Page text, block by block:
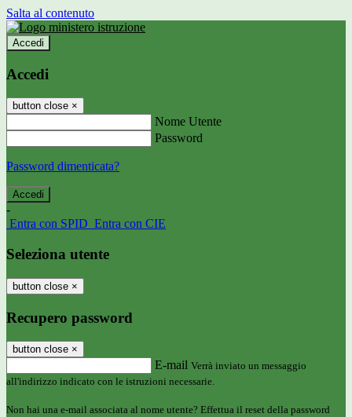
Salta al contenuto
Accedi
Accedi
button close ×
Nome Utente
Password
Password dimenticata?
-
Entra con SPID Entra con CIE
Seleziona utente
button close ×
Recupero password
button close ×
E-mail Verrà inviato un messaggio
all'indirizzo indicato con le istruzioni necessarie.
Non hai una e-mail associata al nome utente? Effettua il reset della password